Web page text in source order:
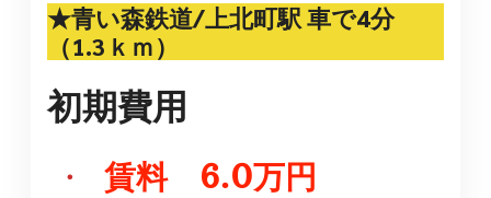
★青い森鉄道/上北町駅 車で4分
（1.3ｋｍ）
初期費用
・ 賃料 6.0万円